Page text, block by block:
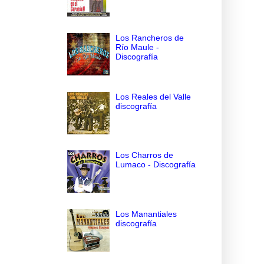
Los Rancheros de
Río Maule -
Discografía
Los Reales del Valle
discografía
Los Charros de
Lumaco - Discografía
Los Manantiales
discografía